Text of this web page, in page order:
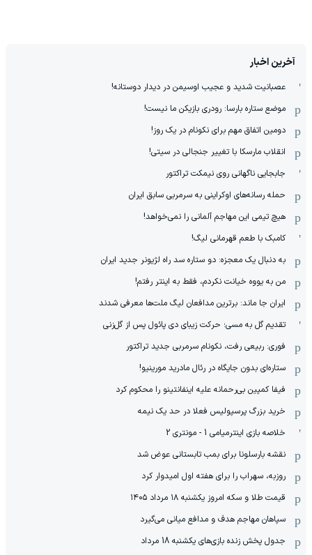
آخرین اخبار
عصبانیت شدید و عجیب اوسیمن در دیدار دوستانه!
موضع ستاره بارسا: رودری بازیکن ما نیست!
دومین اتفاق مهم برای نکونام در یک روز!
انقلاب مارسکا با تغییر جنجالی در سیتی!
جابجایی ناگهانی روی نیمکت تراکتور
حمله رسانه‌های اوکراینی به سرمربی سابق ایران
هیچ‌ تیمی این مهاجم آلمانی را نمی‌خواهد!
کامبک با طعم قهرمانی لیگ!
به دنبال یک معجزه: دو ستاره سد راه لژیونر جدید ایران
من به یووه خیانت نکردم، فقط به اینتر رفتم!
ایران جا ماند: برترین مدافعان لیگ ملت‌ها معرفی شدند
تقدیم گل به مسی؛ حرکت زیبای دی پائول پس از گل‌زنی
فوری: ربیعی رفت، نکونام سرمربی جدید تراکتور
ستاره‌ای بدون جایگاه در رئال مادرید مورینیو!
فیفا کمپین بی‌رحمانه علیه اینفانتینو را محکوم کرد
خرید بزرگ پرسپولیس فعلا در حد یک نیمه
خلاصه بازی اینترمیامی 1 - مونتری 2
نقشه بارسلونا برای بمب تابستانی عوض شد
روزبه، سهراب را برای هفته اول امیدوار کرد
قیمت طلا و سکه امروز یکشنبه ۱۸ مرداد ۱۴۰۵
سپاهان مهاجم هدف و مدافع میانی می‌گیرد
جدول پخش زنده بازی‌های یکشنبه 18 مرداد